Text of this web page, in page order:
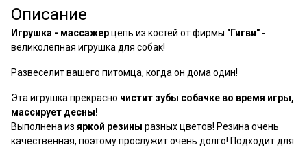
Описание
Игрушка - массажерцепь из костей от фирмы "Гигви" -
великолепная игрушка для собак!
Развеселит вашего питомца, когда он дома один!
Эта игрушка прекрасно чистит зубы собачке во время игры,
массирует десны!
Выполнена из яркой резины разных цветов! Резина очень
качественная, поэтому прослужит очень долго! Подходит для